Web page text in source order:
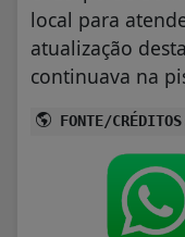
local para
atualização
continuava na
FONTE/